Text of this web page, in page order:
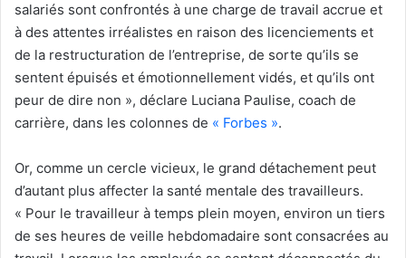
salariés sont confrontés à une charge de travail accrue et
à des attentes irréalistes en raison des licenciements et
de la restructuration de l’entreprise, de sorte qu’ils se
sentent épuisés et émotionnellement vidés, et qu’ils ont
peur de dire non », déclare Luciana Paulise, coach de
carrière, dans les colonnes de « Forbes ».
Or, comme un cercle vicieux, le grand détachement peut
d’autant plus affecter la santé mentale des travailleurs.
« Pour le travailleur à temps plein moyen, environ un tiers
de ses heures de veille hebdomadaire sont consacrées au